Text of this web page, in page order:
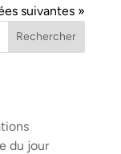
suivantes »
Rechercher
du jour